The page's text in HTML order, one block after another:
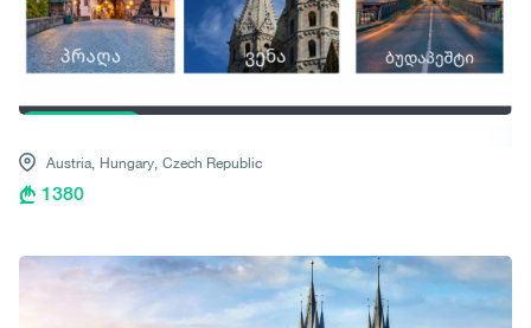
Austria, Hungary, Czech Republic
1380